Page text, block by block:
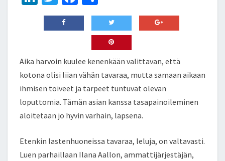
n
ke
n
wi
tt
ce
b
o
k
h
ar
e
Aika harvoin kuulee kenenkään valittavan, että
kotona olisi liian vähän tavaraa, mutta samaan aikaan
ihmisen toiveet ja tarpeet tuntuvat olevan
loputtomia. Tämän asian kanssa tasapainoileminen
aloitetaan jo hyvin varhain, lapsena.
Etenkin lastenhuoneissa tavaraa, leluja, on valtavasti.
Luen parhaillaan Ilana Aallon, ammattijärjestäjän,